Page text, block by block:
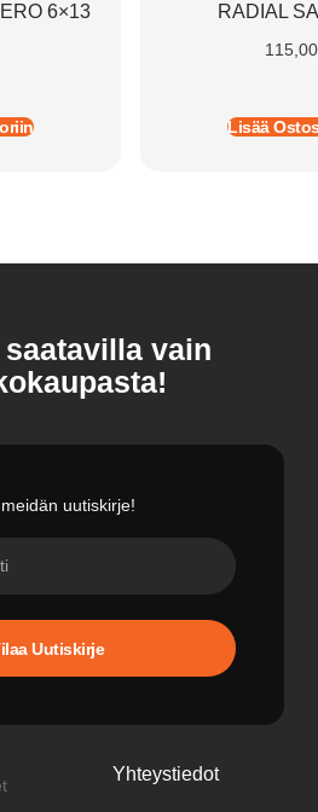
6×13
RADIAL
115,00
Lisää
saatavilla vain
uutiskirje!
Uutiskirje
Yhteystiedot